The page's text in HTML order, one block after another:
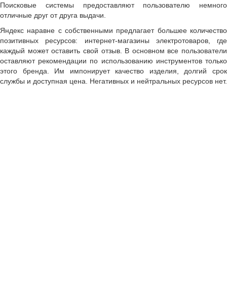
Поисковые системы предоставляют пользователю немного
отличные друг от друга выдачи.
Яндекс наравне с собственными предлагает большее количество
позитивных ресурсов: интернет-магазины электротоваров, где
каждый может оставить свой отзыв. В основном все пользователи
оставляют рекомендации по использованию инструментов только
этого бренда. Им импонирует качество изделия, долгий срок
службы и доступная цена. Негативных и нейтральных ресурсов нет.